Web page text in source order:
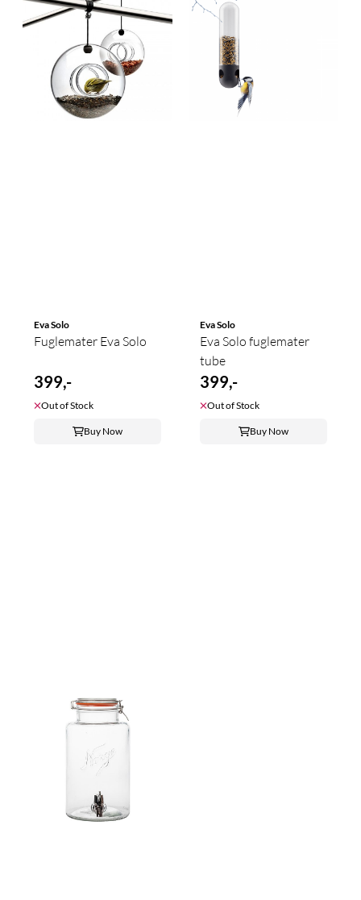
Eva Solo
Fuglemater Eva Solo
399,-
Out of Stock
Buy Now
Eva Solo
Eva Solo fuglemater
tube
399,-
Out of Stock
Buy Now